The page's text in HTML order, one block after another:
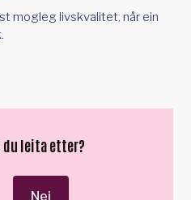
mogleg livskvalitet, når ein
du leita etter?
Nei